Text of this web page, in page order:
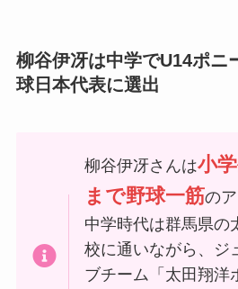
柳谷伊冴は中学でU14ポニ
球日本代表に選出
柳谷伊冴さんは小
まで野球一筋の
中学時代は群馬県の
校に通いながら、ジ
ブチーム「太田翔洋